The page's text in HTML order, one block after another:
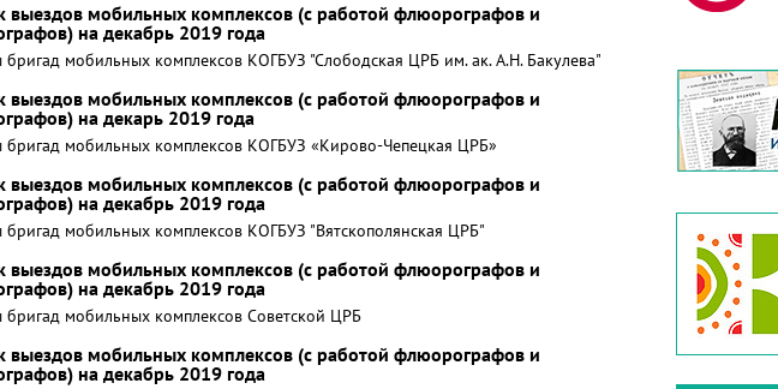
выездов мобильных комплексов (с работой флюорографов и
на декабрь 2019 года
бригад мобильных комплексов КОГБУЗ "Слободская ЦРБ им. ак. А.Н. Бакулева"
выездов мобильных комплексов (с работой флюорографов и
на декарь 2019 года
бригад мобильных комплексов КОГБУЗ «Кирово-Чепецкая ЦРБ»
выездов мобильных комплексов (с работой флюорографов и
на декабрь 2019 года
бригад мобильных комплексов КОГБУЗ "Вятскополянская ЦРБ"
выездов мобильных комплексов (с работой флюорографов и
на декабрь 2019 года
бригад мобильных комплексов Советской ЦРБ
выездов мобильных комплексов (с работой флюорографов и
на декабрь 2019 года